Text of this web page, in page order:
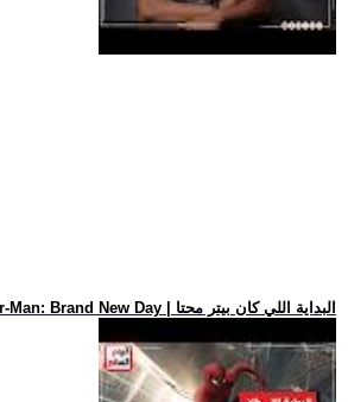
.. فيلم Spider-Man: Brand New Day | البداية اللي كان بيتر محتا